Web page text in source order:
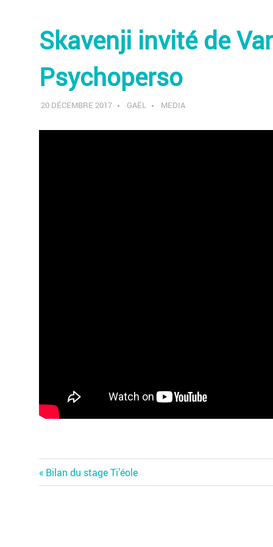
Skavenji invité de
Psychoperso
20 DÉCEMBRE 2017 GAËL MEDIA
Navigation
Previous
Post:
Bilan du stage Ti’éole